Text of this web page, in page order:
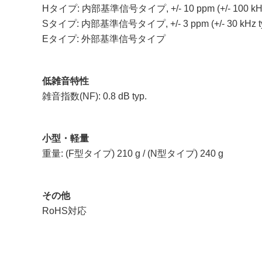
Hタイプ: 内部基準信号タイプ, +/- 10 ppm (+/- 100
Sタイプ: 内部基準信号タイプ, +/- 3 ppm (+/- 30 kHz
Eタイプ: 外部基準信号タイプ
低雑音特性
雑音指数(NF): 0.8 dB typ.
小型・軽量
重量: (F型タイプ) 210 g / (N型タイプ) 240 g
その他
RoHS対応